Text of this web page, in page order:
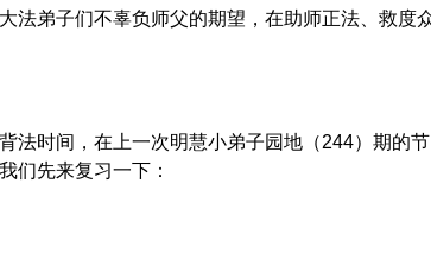
法弟子们不辜负师父的期望，在助师正法、救度
法时间，在上一次明慧小弟子园地（244）期的
们先来复习一下：